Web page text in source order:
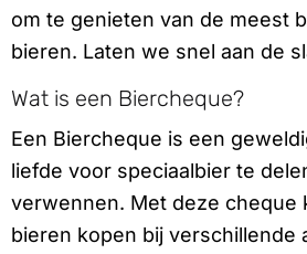
om te genieten van de meest
bieren. Laten we snel aan de
Wat is een Biercheque?
Een Biercheque is een
liefde voor speciaalbier te
verwennen. Met deze cheque
bieren kopen bij verschillende